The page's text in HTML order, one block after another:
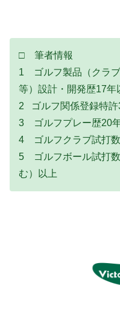
□ 筆者情報
1 ゴルフ製品（クラ
等）設計・開発歴17年
2 ゴルフ関係登録特許
3 ゴルフプレー歴20
4 ゴルフクラブ試打
5 ゴルフボール試打
む）以上